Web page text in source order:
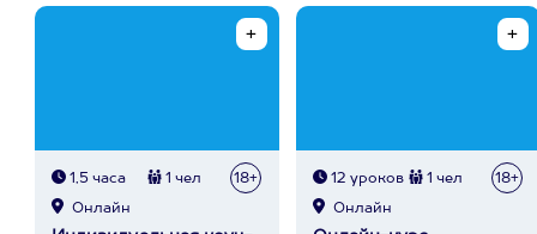
1,5 часа 1 чел 18+
Онлайн
12 уроков 1 чел 18+
Онлайн